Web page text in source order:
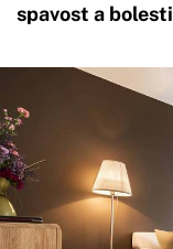
spavost a